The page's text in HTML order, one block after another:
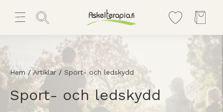
Hem /Artiklar / Sport- och ledskydd
Sport- och ledskydd